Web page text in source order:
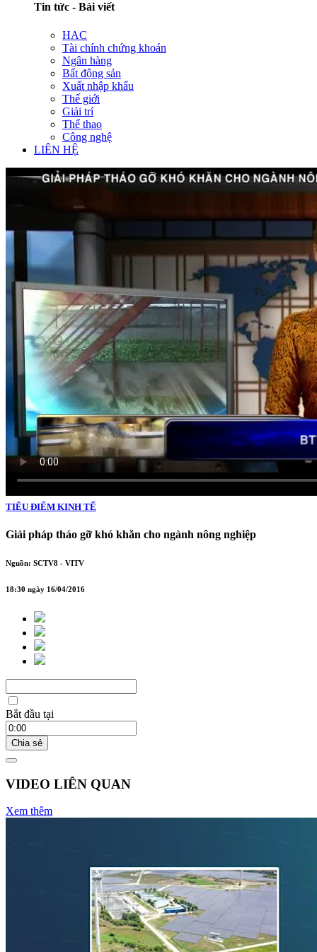
Tin tức - Bài viết
HAC
Tài chính chứng khoán
Ngân hàng
Bất động sản
Xuất nhập khẩu
Thế giới
Giải trí
Thể thao
Công nghệ
LIÊN HỆ
TIÊU ĐIỂM KINH TẾ
Giải pháp tháo gỡ khó khăn cho ngành nông nghiệp
Nguồn: SCTV8 - VITV
18:30 ngày 16/04/2016
Bắt đầu tại
Chia sẻ
VIDEO LIÊN QUAN
Xem thêm